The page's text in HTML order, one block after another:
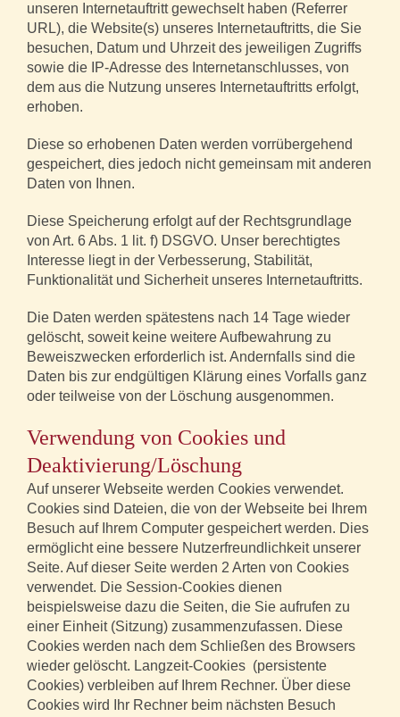
unseren Internetauftritt gewechselt haben (Referrer
URL), die Website(s) unseres Internetauftritts, die Sie
besuchen, Datum und Uhrzeit des jeweiligen Zugriffs
sowie die IP-Adresse des Internetanschlusses, von
dem aus die Nutzung unseres Internetauftritts erfolgt,
erhoben.
Diese so erhobenen Daten werden vorrübergehend
gespeichert, dies jedoch nicht gemeinsam mit anderen
Daten von Ihnen.
Diese Speicherung erfolgt auf der Rechtsgrundlage
von Art. 6 Abs. 1 lit. f) DSGVO. Unser berechtigtes
Interesse liegt in der Verbesserung, Stabilität,
Funktionalität und Sicherheit unseres Internetauftritts.
Die Daten werden spätestens nach 14 Tage wieder
gelöscht, soweit keine weitere Aufbewahrung zu
Beweiszwecken erforderlich ist. Andernfalls sind die
Daten bis zur endgültigen Klärung eines Vorfalls ganz
oder teilweise von der Löschung ausgenommen.
Verwendung von Cookies und
Deaktivierung/Löschung
Auf unserer Webseite werden Cookies verwendet.
Cookies sind Dateien, die von der Webseite bei Ihrem
Besuch auf Ihrem Computer gespeichert werden. Dies
ermöglicht eine bessere Nutzerfreundlichkeit unserer
Seite. Auf dieser Seite werden 2 Arten von Cookies
verwendet. Die Session-Cookies dienen
beispielsweise dazu die Seiten, die Sie aufrufen zu
einer Einheit (Sitzung) zusammenzufassen. Diese
Cookies werden nach dem Schließen des Browsers
wieder gelöscht. Langzeit-Cookies (persistente
Cookies) verbleiben auf Ihrem Rechner. Über diese
Cookies wird Ihr Rechner beim nächsten Besuch